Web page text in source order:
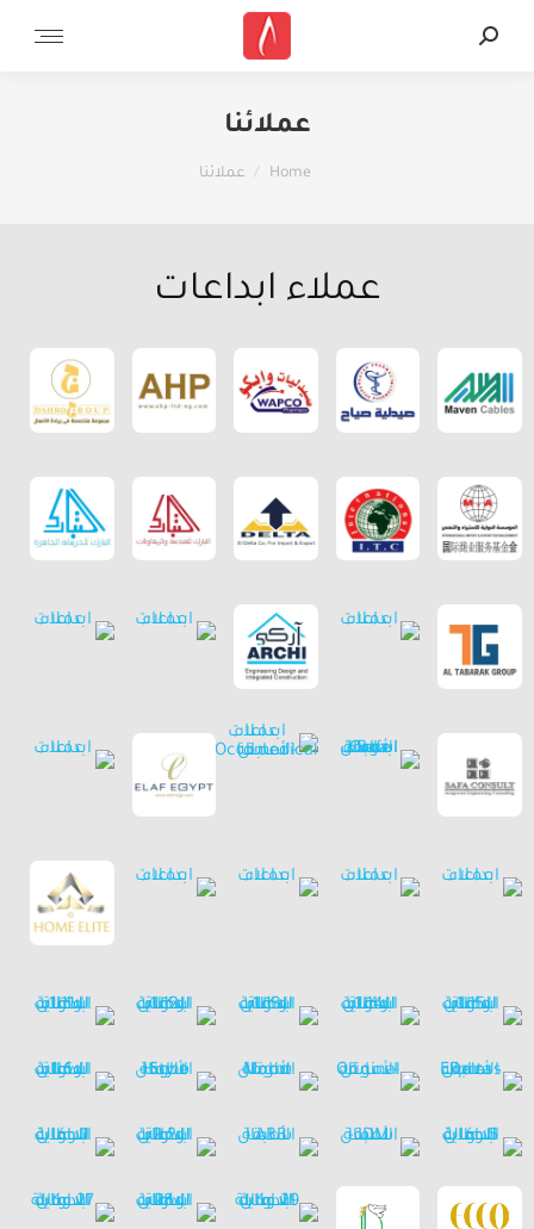
عملائنا
You are here:
Home عملائنا
عملاء ابداعات